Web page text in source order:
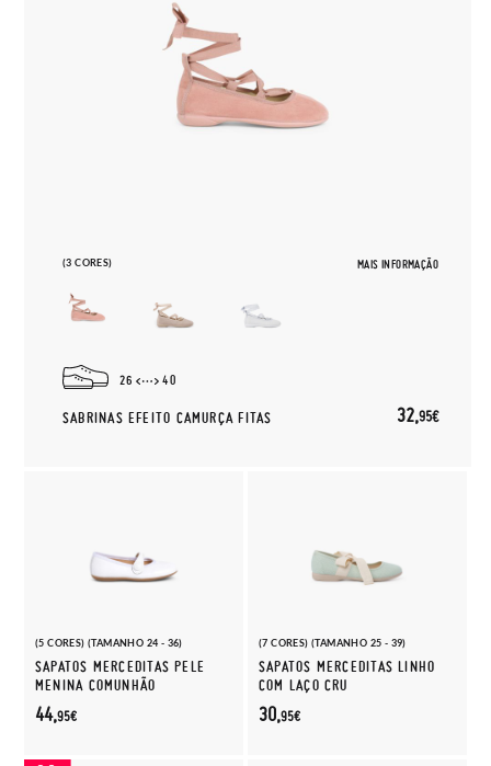
(3 CORES) MAIS INFORMAÇÃO
26 40
SABRINAS EFEITO CAMURÇA FITAS 32,95€
(5 CORES) (TAMANHO 24 - 36)
SAPATOS MERCEDITAS PELE
MENINA COMUNHÃO
44,95€
(7 CORES) (TAMANHO 25 - 39)
SAPATOS MERCEDITAS LINHO
COM LAÇO CRU
30,95€